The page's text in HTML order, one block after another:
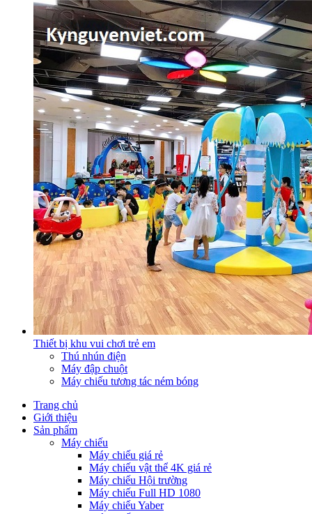
Thiết bị khu vui chơi trẻ em
Thú nhún điện
Máy đập chuột
Máy chiếu tương tác ném bóng
Trang chủ
Giới thiệu
Sản phẩm
Máy chiếu
Máy chiếu giá rẻ
Máy chiếu vật thể 4K giá rẻ
Máy chiếu Hội trường
Máy chiếu Full HD 1080
Máy chiếu Yaber